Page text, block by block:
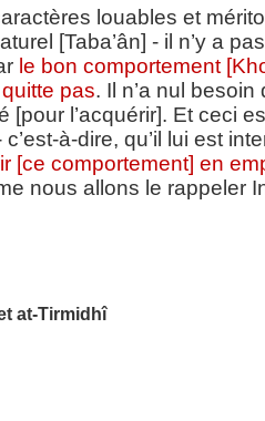
louables et
[Taba’ân] - il n’y a
le bon comportement
pas. Il n’a nul
l’acquérir]. Et ceci
à-dire, qu’il lui est
[ce comportement] en
nous allons le rappeler
at-Tirmidhî